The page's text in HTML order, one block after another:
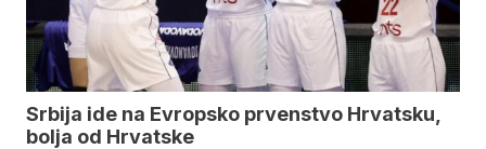
Srbija ide na Evropsko prvenstvo Hrvatsku,
bolja od Hrvatske